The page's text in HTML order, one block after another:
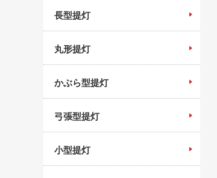
長型提灯
丸形提灯
かぶら型提灯
弓張型提灯
小型提灯